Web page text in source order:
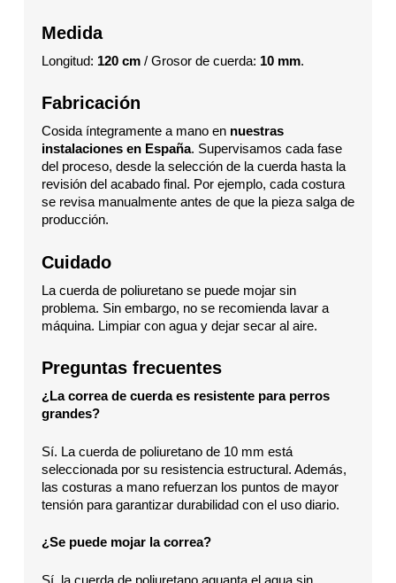
Medida
Longitud: 120 cm/ Grosor de cuerda: 10 mm.
Fabricación
Cosida íntegramente a mano en nuestras
instalaciones en España. Supervisamos cada fase
del proceso, desde la selección de la cuerda hasta la
revisión del acabado final. Por ejemplo, cada costura
se revisa manualmente antes de que la pieza salga de
producción.
Cuidado
La cuerda de poliuretano se puede mojar sin
problema. Sin embargo, no se recomienda lavar a
máquina. Limpiar con agua y dejar secar al aire.
Preguntas frecuentes
¿La correa de cuerda es resistente para perros
grandes?
Sí. La cuerda de poliuretano de 10 mm está
seleccionada por su resistencia estructural. Además,
las costuras a mano refuerzan los puntos de mayor
tensión para garantizar durabilidad con el uso diario.
¿Se puede mojar la correa?
Sí, la cuerda de poliuretano aguanta el agua sin